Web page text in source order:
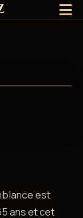
est
ans et cet